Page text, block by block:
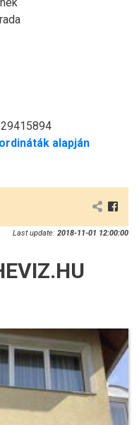
alapján
Last update: 2018-11-01 12:00:00